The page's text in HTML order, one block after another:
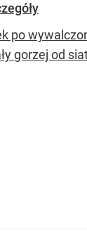
po
gorzej od